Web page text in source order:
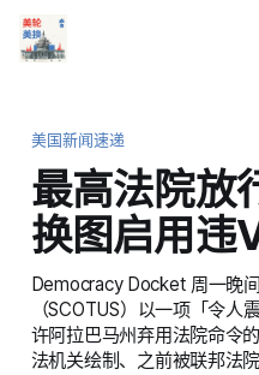
美国新闻速递
最高法院放
换图启用违
Democracy Docket 周一晚
（SCOTUS）以一项「令
许阿拉巴马州弃用法院命令
法机关绘制、之前被联邦法